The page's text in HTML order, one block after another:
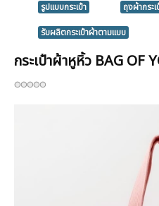
รูปแบบกระเป๋า
ถุงผ้ากระ
รับผลิตกระเป๋าผ้าตามแบบ
กระเป๋าผ้าหูหิ้ว BAG OF